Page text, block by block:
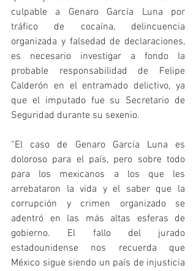
culpable a Genaro García Luna por
tráfico de cocaína, delincuencia
organizada y falsedad de declaraciones,
es necesario investigar a fondo la
probable responsabilidad de Felipe
Calderón en el entramado delictivo, ya
que el imputado fue su Secretario de
Seguridad durante su sexenio.
“El caso de Genaro García Luna es
doloroso para el país, pero sobre todo
para los mexicanos a los que les
arrebataron la vida y el saber que la
corrupción y crimen organizado se
adentró en las más altas esferas de
gobierno. El fallo del jurado
estadounidense nos recuerda que
México sigue siendo un país de injusticia